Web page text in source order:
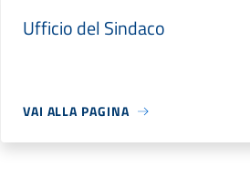
Ufficio del Sindaco
VAI ALLA PAGINA